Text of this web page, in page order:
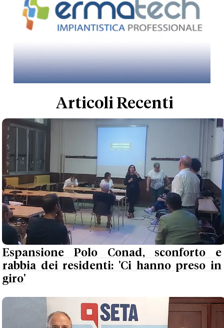
Articoli Recenti
Espansione Polo Conad, sconforto e
rabbia dei residenti: 'Ci hanno preso in
giro'